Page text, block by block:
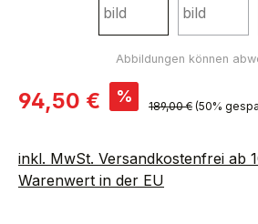
Verkaufspreis:
94,50 € % Regulärer Preis:
189,00 € (50%
inkl. MwSt. Versandkostenfrei ab
Warenwert in der EU